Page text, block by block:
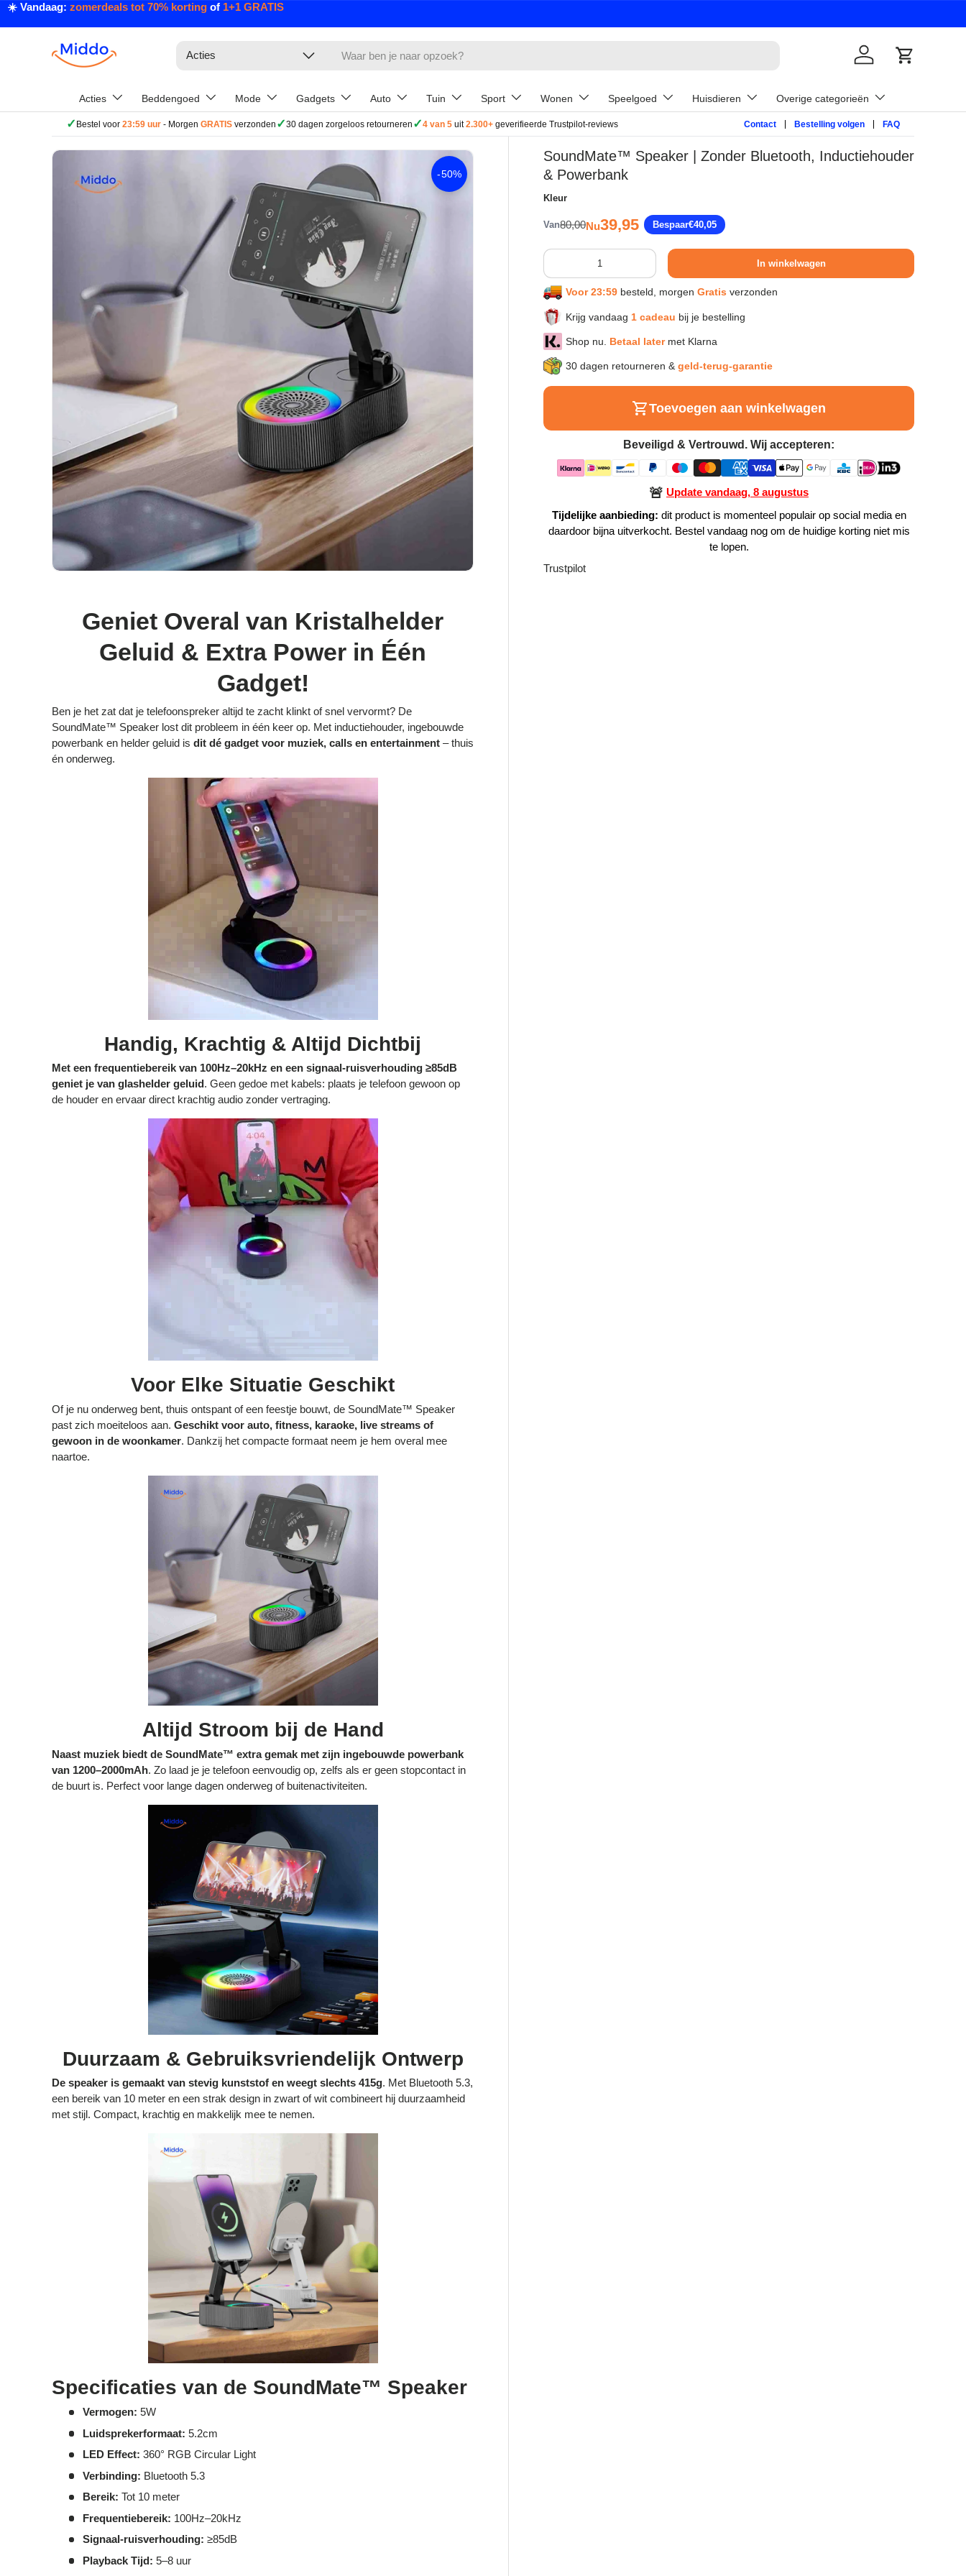
Ga naar inhoud
☀️ Vandaag: zomerdeals tot 70% korting of 1+1 GRATIS
Acties InloggenWinkelwagen
Acties Beddengoed Mode Gadgets Auto Tuin Sport Wonen Speelgoed Huisdieren Overige categorieën
✓ Bestel voor 23:59 uur - Morgen GRATIS verzonden ✓30 dagen zorgeloos retourneren ✓4 van 5 uit2.300+ geverifieerde Trustpilot-reviews Contact Bestelling volgen FAQ
Ga direct naar productinformatie -50%
SoundMate™ Speaker | Zonder Bluetooth, Inductiehouder
& Powerbank
Kleur
VanReguliere prijs
80,00Verkoopprijs
Nu39,95 Bespaar€40,05
Aantal
In winkelwagen
Voor 23:59 besteld, morgen Gratis verzonden
Krijg vandaag 1 cadeau bij je bestelling
Shop nu. Betaal latermet Klarna
30 dagen retourneren & geld-terug-garantie
Toevoegen aan winkelwagen
Beveiligd & Vertrouwd. Wij accepteren:
🚨 Update vandaag, 8 augustus
Tijdelijke aanbieding: dit product is momenteel populair op social media en
daardoor bijna uitverkocht. Bestel vandaag nog om de huidige korting niet mis
te lopen.
Trustpilot
Geniet Overal van Kristalhelder
Geluid & Extra Power in Één
Gadget!
Ben je het zat dat je telefoonspreker altijd te zacht klinkt of snel vervormt? De
SoundMate™ Speaker lost dit probleem in één keer op. Met inductiehouder, ingebouwde
powerbank en helder geluid is dit dé gadget voor muziek, calls en entertainment – thuis
én onderweg.
Handig, Krachtig & Altijd Dichtbij
Met een frequentiebereik van 100Hz–20kHz en een signaal-ruisverhouding ≥85dB
geniet je van glashelder geluid. Geen gedoe met kabels: plaats je telefoon gewoon op
de houder en ervaar direct krachtig audio zonder vertraging.
Voor Elke Situatie Geschikt
Of je nu onderweg bent, thuis ontspant of een feestje bouwt, de SoundMate™ Speaker
past zich moeiteloos aan. Geschikt voor auto, fitness, karaoke, live streams of
gewoon in de woonkamer. Dankzij het compacte formaat neem je hem overal mee
naartoe.
Altijd Stroom bij de Hand
Naast muziek biedt de SoundMate™ extra gemak met zijn ingebouwde powerbank
van 1200–2000mAh. Zo laad je je telefoon eenvoudig op, zelfs als er geen stopcontact in
de buurt is. Perfect voor lange dagen onderweg of buitenactiviteiten.
Duurzaam & Gebruiksvriendelijk Ontwerp
De speaker is gemaakt van stevig kunststof en weegt slechts 415g. Met Bluetooth 5.3,
een bereik van 10 meter en een strak design in zwart of wit combineert hij duurzaamheid
met stijl. Compact, krachtig en makkelijk mee te nemen.
Specificaties van de SoundMate™ Speaker
Vermogen: 5W
Luidsprekerformaat: 5.2cm
LED Effect: 360° RGB Circular Light
Verbinding: Bluetooth 5.3
Bereik: Tot 10 meter
Frequentiebereik: 100Hz–20kHz
Signaal-ruisverhouding: ≥85dB
Playback Tijd: 5–8 uur